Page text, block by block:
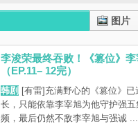
图片
李浚荣最终吞败！《篡位》
（EP.11– 12完）
韩剧 [有雷]充满野心的《篡位》
长，只能依靠李宰旭为他守护强
频，最后仍然不敌李宰旭与强诚 ...